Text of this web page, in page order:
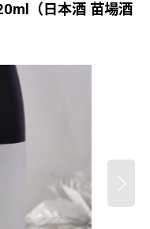
（日本酒 苗場酒